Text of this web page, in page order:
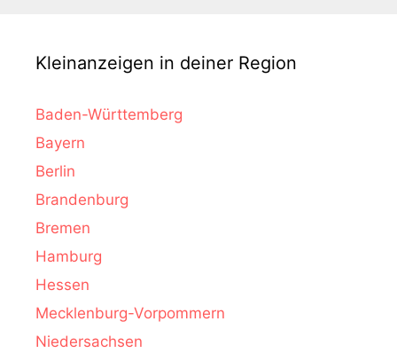
Kleinanzeigen in deiner Region
Baden-Württemberg
Bayern
Berlin
Brandenburg
Bremen
Hamburg
Hessen
Mecklenburg-Vorpommern
Niedersachsen